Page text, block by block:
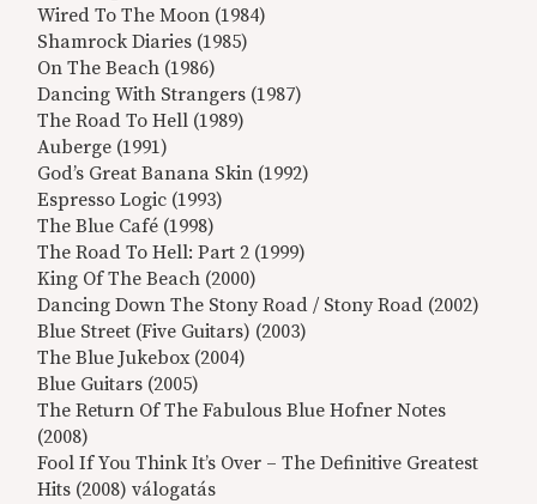
Wired To The Moon (1984)
Shamrock Diaries (1985)
On The Beach (1986)
Dancing With Strangers (1987)
The Road To Hell (1989)
Auberge (1991)
God’s Great Banana Skin (1992)
Espresso Logic (1993)
The Blue Café (1998)
The Road To Hell: Part 2 (1999)
King Of The Beach (2000)
Dancing Down The Stony Road / Stony Road (2002)
Blue Street (Five Guitars) (2003)
The Blue Jukebox (2004)
Blue Guitars (2005)
The Return Of The Fabulous Blue Hofner Notes
(2008)
Fool If You Think It’s Over – The Definitive Greatest
Hits (2008) válogatás